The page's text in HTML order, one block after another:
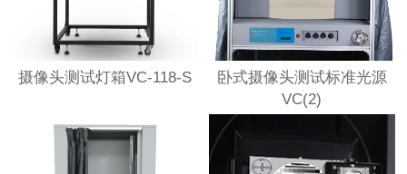
摄像头测试灯箱VC-118-S
卧式摄像头测试标准光源
VC(2)